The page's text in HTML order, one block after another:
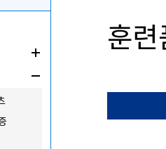
훈련